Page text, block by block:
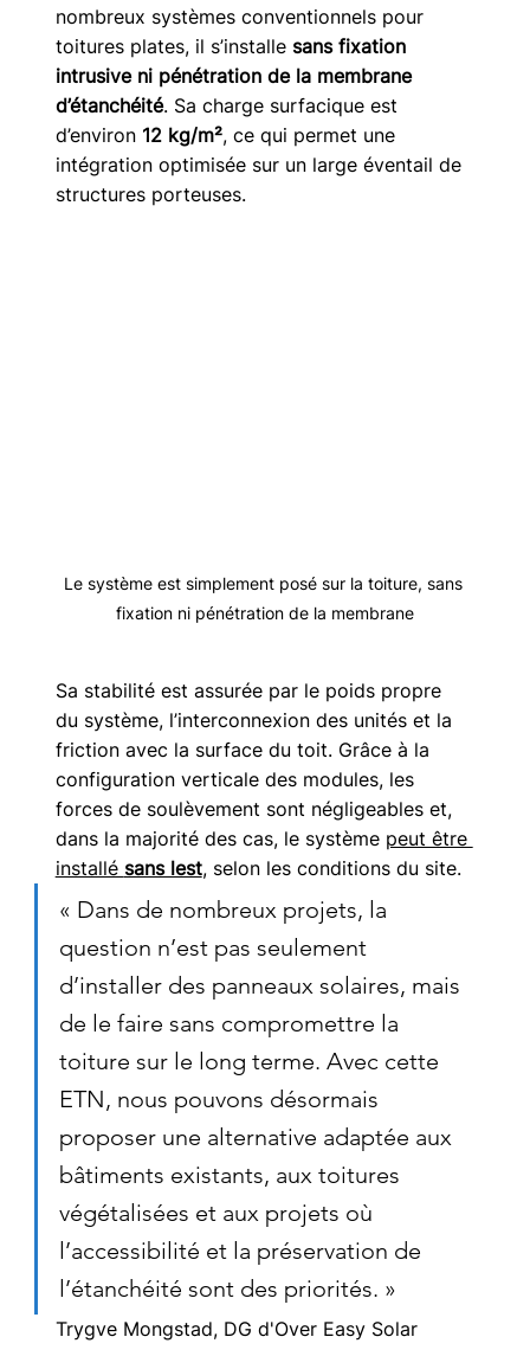
nombreux systèmes conventionnels pour
toitures plates, il s’installe sans fixation
intrusive ni pénétration de la membrane
d’étanchéité. Sa charge surfacique est
d’environ 12 kg/m², ce qui permet une
intégration optimisée sur un large éventail de
structures porteuses.
Le système est simplement posé sur la toiture, sans
fixation ni pénétration de la membrane
Sa stabilité est assurée par le poids propre
du système, l’interconnexion des unités et la
friction avec la surface du toit. Grâce à la
configuration verticale des modules, les
forces de soulèvement sont négligeables et,
dans la majorité des cas, le système peut être
installé sans lest, selon les conditions du site.
« Dans de nombreux projets, la
question n’est pas seulement
d’installer des panneaux solaires, mais
de le faire sans compromettre la
toiture sur le long terme. Avec cette
ETN, nous pouvons désormais
proposer une alternative adaptée aux
bâtiments existants, aux toitures
végétalisées et aux projets où
l’accessibilité et la préservation de
l’étanchéité sont des priorités. »
Trygve Mongstad, DG d'Over Easy Solar